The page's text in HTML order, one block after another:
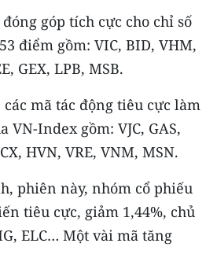
góp tích cực cho chỉ số
điểm gồm: VIC, BID, VHM,
GEX, LPB, MSB.
mã tác động tiêu cực làm
VN-Index gồm: VJC, GAS,
HVN, VRE, VNM, MSN.
phiên này, nhóm cổ phiếu
tiêu cực, giảm 1,44%, chủ
ELC… Một vài mã tăng